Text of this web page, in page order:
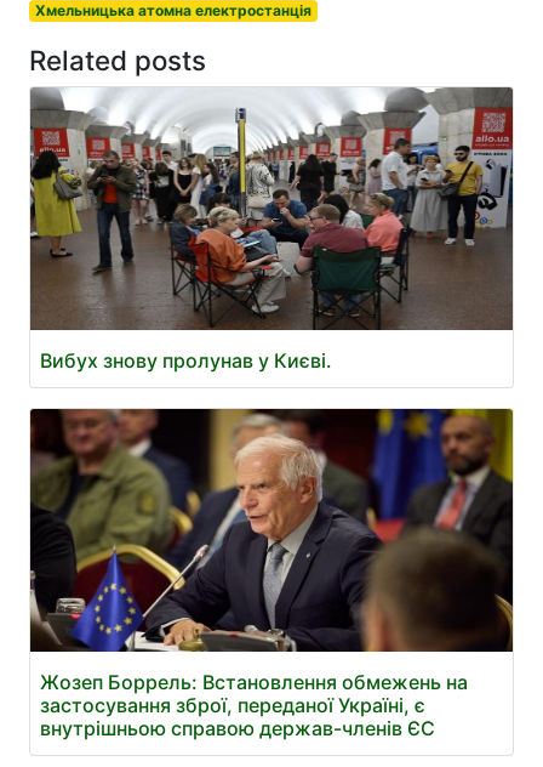
Хмельницька атомна електростанція
Related posts
Вибух знову пролунав у Києві.
Жозеп Боррель: Встановлення обмежень на
застосування зброї, переданої Україні, є
внутрішньою справою держав-членів ЄС